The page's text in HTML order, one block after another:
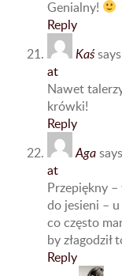
Genialny!
Reply
Kaś
at
Nawet
krówki!
Reply
Aga
at
Przepiękny –
do jesieni –
co często
by
Reply